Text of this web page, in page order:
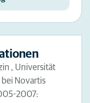
, Universität
Novartis
2007: